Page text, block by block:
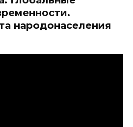
народонаселения